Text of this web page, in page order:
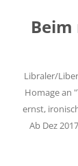
springen
Libraler/
Homage an
ernst,
Ab Dez